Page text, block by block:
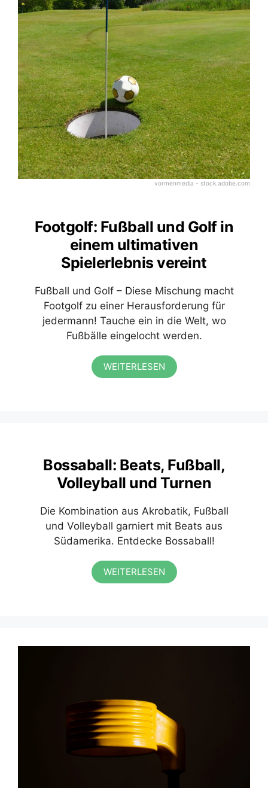
vormenmedia - stock.adobe.com
Footgolf: Fußball und Golf in
einem ultimativen
Spielerlebnis vereint
Fußball und Golf – Diese Mischung macht
Footgolf zu einer Herausforderung für
jedermann! Tauche ein in die Welt, wo
Fußbälle eingelocht werden.
WEITERLESEN
Bossaball: Beats, Fußball,
Volleyball und Turnen
Die Kombination aus Akrobatik, Fußball
und Volleyball garniert mit Beats aus
Südamerika. Entdecke Bossaball!
WEITERLESEN